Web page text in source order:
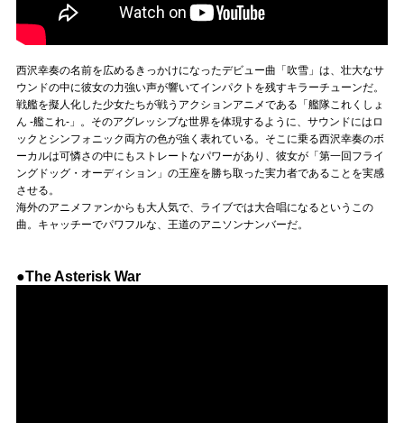
西沢幸奏の名前を広めるきっかけになったデビュー曲「吹雪」は、壮大なサ
ウンドの中に彼女の力強い声が響いてインパクトを残すキラーチューンだ。
戦艦を擬人化した少女たちが戦うアクションアニメである「艦隊これくしょ
ん -艦これ-」。そのアグレッシブな世界を体現するように、サウンドにはロ
ックとシンフォニック両方の色が強く表れている。そこに乗る西沢幸奏のボ
ーカルは可憐さの中にもストレートなパワーがあり、彼女が「第一回フライ
ングドッグ・オーディション」の王座を勝ち取った実力者であることを実感
させる。
海外のアニメファンからも大人気で、ライブでは大合唱になるというこの
曲。キャッチーでパワフルな、王道のアニソンナンバーだ。
●The Asterisk War